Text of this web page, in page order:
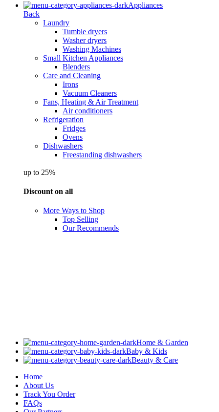
Appliances
Back
Laundry
Tumble dryers
Washer dryers
Washing Machines
Small Kitchen Appliances
Blenders
Care and Cleaning
Irons
Vacuum Cleaners
Fans, Heating & Air Treatment
Air conditioners
Refrigeration
Fridges
Ovens
Dishwashers
Freestanding dishwashers
up to 25%
Discount on all
More Ways to Shop
Top Selling
Our Recommends
Home & Garden
Baby & Kids
Beauty & Care
Home
About Us
Track You Order
FAQs